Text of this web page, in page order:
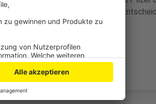
aber abhängig von der finalen
der Impfdosen, so die Stadt.